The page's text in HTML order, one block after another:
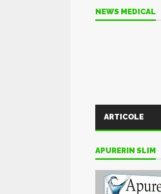
NEWS MEDICAL
ARTICOLE
APURERIN SLIM